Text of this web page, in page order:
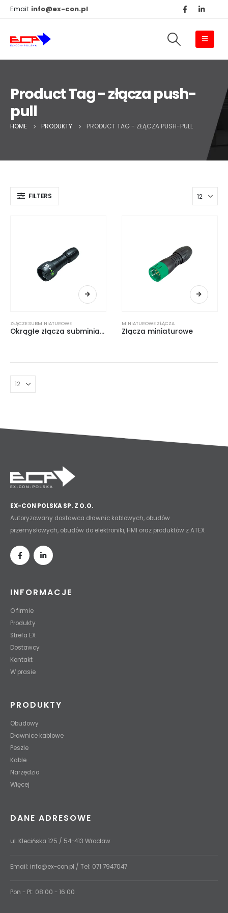
Email: info@ex-con.pl
Product Tag - złącza push-
pull
HOME PRODUKTY PRODUCT TAG - ZŁĄCZA PUSH-PULL
FILTERS
ZŁĄCZE SUBMINIATUROWE
Okrągłe złącza subminiaturowe
MINIATUROWE ZŁĄCZA
Złącza miniaturowe
EX-CON POLSKA SP. Z O.O.
Autoryzowany dostawca dławnic kablowych, obudów
przemysłowych, obudów do elektroniki, HMI oraz produktów z ATEX
INFORMACJE
O firmie
Produkty
Strefa EX
Dostawcy
Kontakt
W prasie
PRODUKTY
Obudowy
Dławnice kablowe
Peszle
Kable
Narzędzia
Więcej
DANE ADRESOWE
ul. Klecińska 125 / 54-413 Wrocław
Email: info@ex-con.pl / Tel: 071 7947047
Pon - Pt: 08:00 - 16:00